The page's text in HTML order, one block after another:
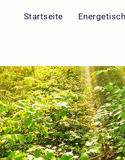
Startseite